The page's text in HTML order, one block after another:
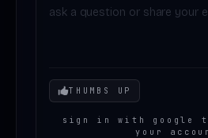
Your mood
THUMBS UP
sign in with google
your